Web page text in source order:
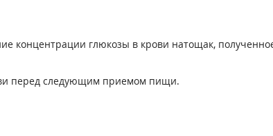
концентрации глюкозы в крови натощак,
перед следующим приемом пищи.